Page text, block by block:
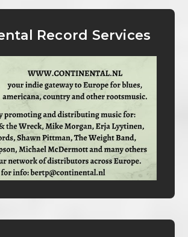
Record Services